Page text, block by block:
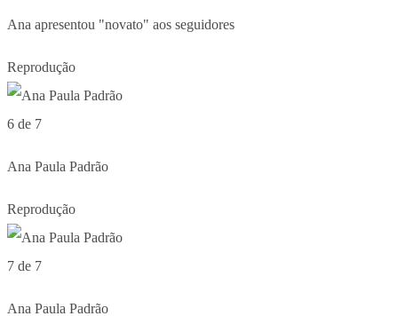
Ana apresentou "novato" aos seguidores
Reprodução
6 de 7
Ana Paula Padrão
Reprodução
7 de 7
Ana Paula Padrão